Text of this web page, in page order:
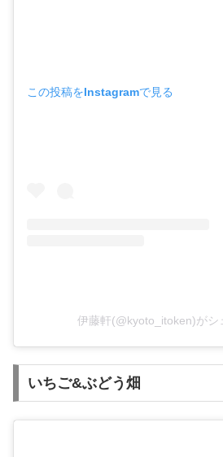
この投稿をInstagramで見る
伊藤軒(@kyoto_itoken)がシ
いちご&ぶどう畑